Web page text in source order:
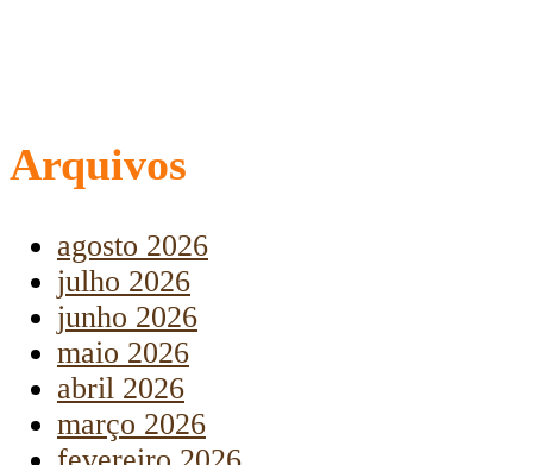
Arquivos
agosto 2026
julho 2026
junho 2026
maio 2026
abril 2026
março 2026